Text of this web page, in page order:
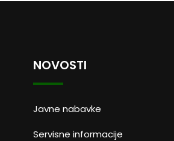
NOVOSTI
Javne nabavke
Servisne informacije